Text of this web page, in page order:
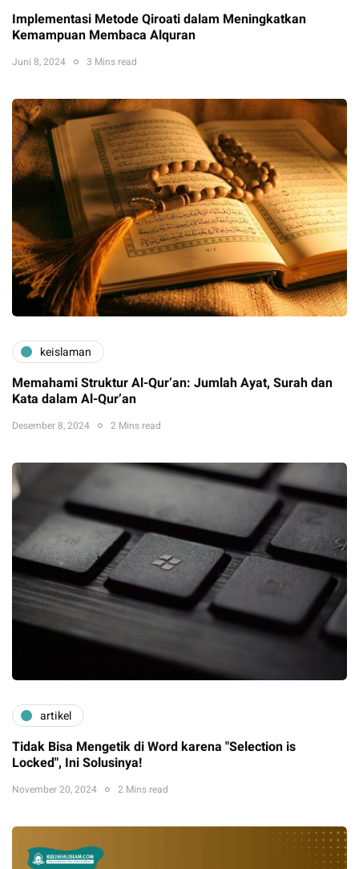
Implementasi Metode Qiroati dalam Meningkatkan
Kemampuan Membaca Alquran
Juni 8, 2024 3 Mins read
keislaman
Memahami Struktur Al-Qur’an: Jumlah Ayat, Surah dan
Kata dalam Al-Qur’an
Desember 8, 2024 2 Mins read
artikel
Tidak Bisa Mengetik di Word karena "Selection is
Locked", Ini Solusinya!
November 20, 2024 2 Mins read